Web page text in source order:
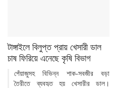
টাঙ্গাইলে বিলুপ্ত প্রায় খেসারী ডাল
চাষ ফিরিয়ে এনেছে কৃষি বিভাগ
পেঁয়াজুসহ বিভিন্ন শাক-সবজীর বড়া
তৈরীতে ব্যবহৃত হয় খেসারীর ডাল।